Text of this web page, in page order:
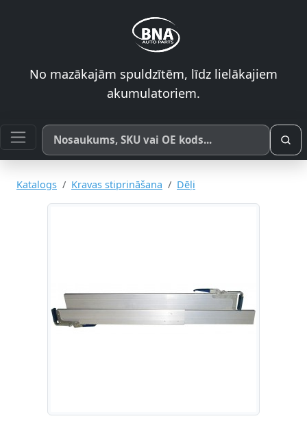
No mazākajām spuldzītēm, līdz lielākajiem
akumulatoriem.
Meklēt pēc produkta nosaukuma, SKU vai OE koda
Katalogs Kravas stiprināšana Dēļi